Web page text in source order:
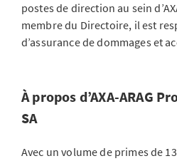
postes de direction au sein
membre du Directoire, il est
d’assurance de dommages et
À propos d’AXA-ARAG
SA
Avec un volume de primes de